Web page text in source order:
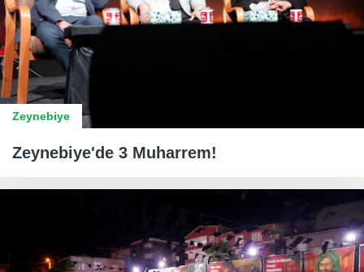
Zeynebiye
Zeynebiye'de 3 Muharrem!